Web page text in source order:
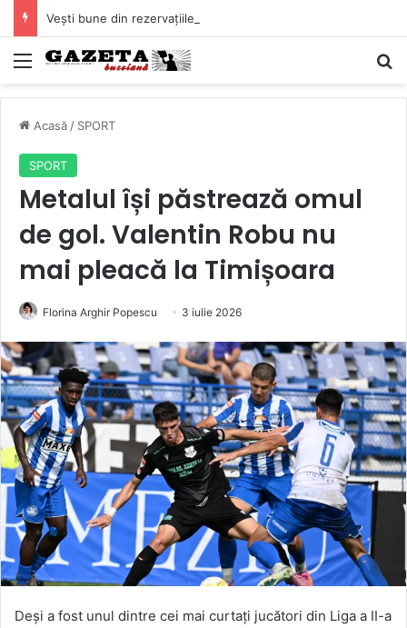
Mediu
Acasă / SPORT
SPORT
Metalul își păstrează omul
de gol. Valentin Robu nu
mai pleacă la Timișoara
Florina Arghir Popescu 3 iulie 2026
Deși a fost unul dintre cei mai curtați jucători din Liga a II-a